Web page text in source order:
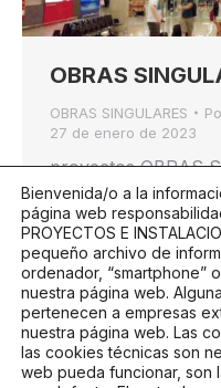
OBRAS
OBRAS SINGULARES
27 de enero de 2023
proyectos OBRAS
edificación singular
rehabilitación o
generalmente de
características
tipología, uso final,
histórico.
hospitales,
Bienvenida/o a la
página web
PROYECTOS E
pequeño archivo de
ordenador, “smartphone”
nuestra página web.
pertenecen a empresas
nuestra página web. Las
las cookies técnicas son
web pueda funcionar, son